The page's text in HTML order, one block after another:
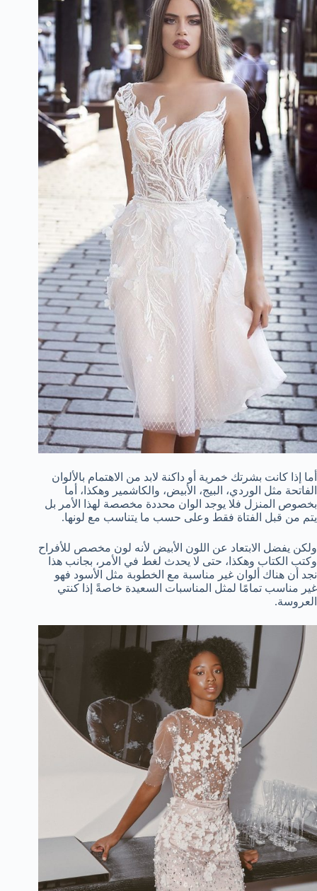
أما إذا كانت بشرتك خمرية أو داكنة لابد من الاهتمام بالألوان
الفاتحة مثل الوردي، البيج، الأبيض، والكاشمير وهكذا، أما
بخصوص المنزل فلا يوجد الوان محددة مخصصة لهذا الأمر بل
يتم من قبل الفتاة فقط وعلى حسب ما يتناسب مع لونها.
ولكن يفضل الابتعاد عن اللون الأبيض لأنه لون مخصص للأفراح
وكتب الكتاب وهكذا، حتى لا يحدث لغط في الأمر، بجانب هذا
نجد أن هناك ألوان غير مناسبة مع الخطوبة مثل الأسود فهو
غير مناسب تمامًا لمثل المناسبات السعيدة خاصةً إذا كنتي
العروسة.